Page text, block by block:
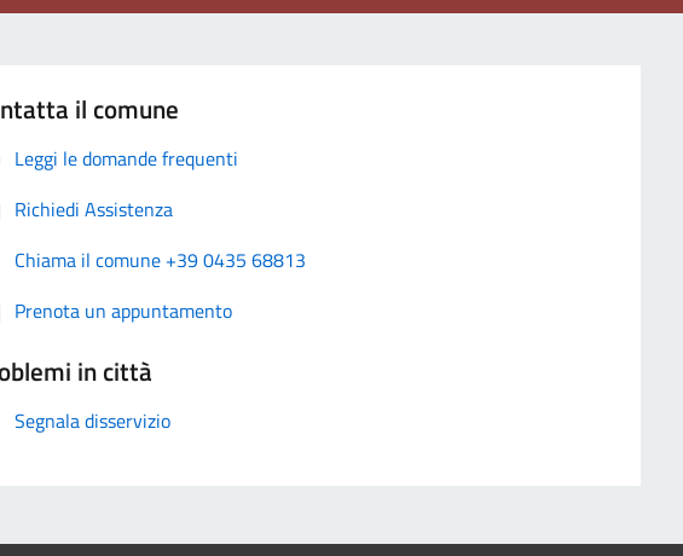
il comune
Leggi le domande frequenti
Richiedi Assistenza
Chiama il comune +39 0435 68813
Prenota un appuntamento
in città
Segnala disservizio